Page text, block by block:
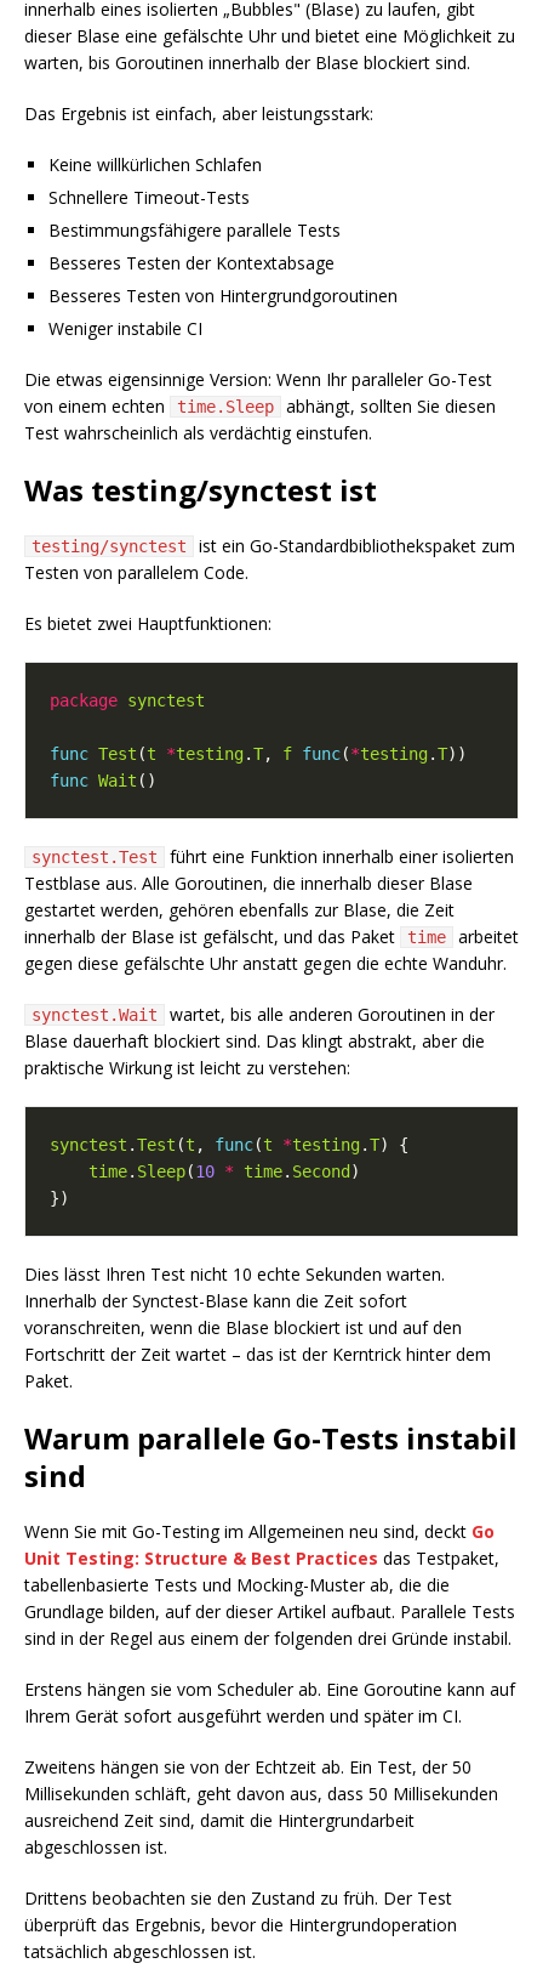
innerhalb eines isolierten „Bubbles" (Blase) zu laufen, gibt
dieser Blase eine gefälschte Uhr und bietet eine Möglichkeit zu
warten, bis Goroutinen innerhalb der Blase blockiert sind.
Das Ergebnis ist einfach, aber leistungsstark:
Keine willkürlichen Schlafen
Schnellere Timeout-Tests
Bestimmungsfähigere parallele Tests
Besseres Testen der Kontextabsage
Besseres Testen von Hintergrundgoroutinen
Weniger instabile CI
Die etwas eigensinnige Version: Wenn Ihr paralleler Go-Test
von einem echten
time.Sleep
abhängt, sollten Sie diesen
Test wahrscheinlich als verdächtig einstufen.
Was testing/synctest ist
testing/synctest
ist ein Go-Standardbibliothekspaket zum
Testen von parallelem Code.
Es bietet zwei Hauptfunktionen:
package synctest
func Test (t *testing.T, f func(*testing.T
func Wait
synctest.Test
führt eine Funktion innerhalb einer isolierten
Testblase aus. Alle Goroutinen, die innerhalb dieser Blase
gestartet werden, gehören ebenfalls zur Blase, die Zeit
innerhalb der Blase ist gefälscht, und das Paket
time
arbeitet
gegen diese gefälschte Uhr anstatt gegen die echte Wanduhr.
synctest.Wait
wartet, bis alle anderen Goroutinen in der
Blase dauerhaft blockiert sind. Das klingt abstrakt, aber die
praktische Wirkung ist leicht zu verstehen:
synctest .Test (t , func(t *testing.T
time. Sleep(10 * time. Second
Dies lässt Ihren Test nicht 10 echte Sekunden warten.
Innerhalb der Synctest-Blase kann die Zeit sofort
voranschreiten, wenn die Blase blockiert ist und auf den
Fortschritt der Zeit wartet – das ist der Kerntrick hinter dem
Paket.
Warum parallele Go-Tests instabil
sind
Wenn Sie mit Go-Testing im Allgemeinen neu sind, deckt Go
Unit Testing: Structure & Best Practices das Testpaket,
tabellenbasierte Tests und Mocking-Muster ab, die die
Grundlage bilden, auf der dieser Artikel aufbaut. Parallele Tests
sind in der Regel aus einem der folgenden drei Gründe instabil.
Erstens hängen sie vom Scheduler ab. Eine Goroutine kann auf
Ihrem Gerät sofort ausgeführt werden und später im CI.
Zweitens hängen sie von der Echtzeit ab. Ein Test, der 50
Millisekunden schläft, geht davon aus, dass 50 Millisekunden
ausreichend Zeit sind, damit die Hintergrundarbeit
abgeschlossen ist.
Drittens beobachten sie den Zustand zu früh. Der Test
überprüft das Ergebnis, bevor die Hintergrundoperation
tatsächlich abgeschlossen ist.